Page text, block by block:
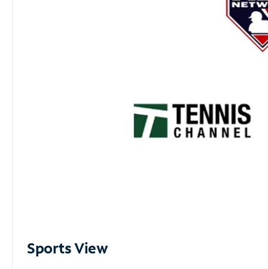
Sports View